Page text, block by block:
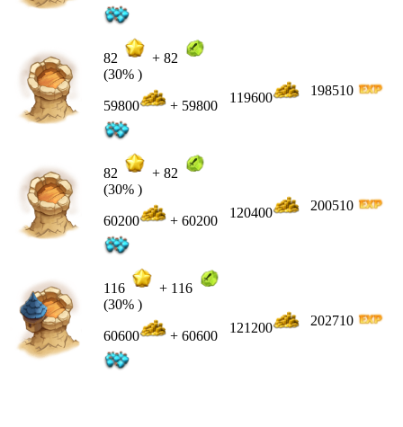
82 + 82
(30% )
59800 + 59800
119600 198510
82 + 82
(30% )
60200 + 60200
120400 200510
116 + 116
(30% )
60600 + 60600
121200 202710